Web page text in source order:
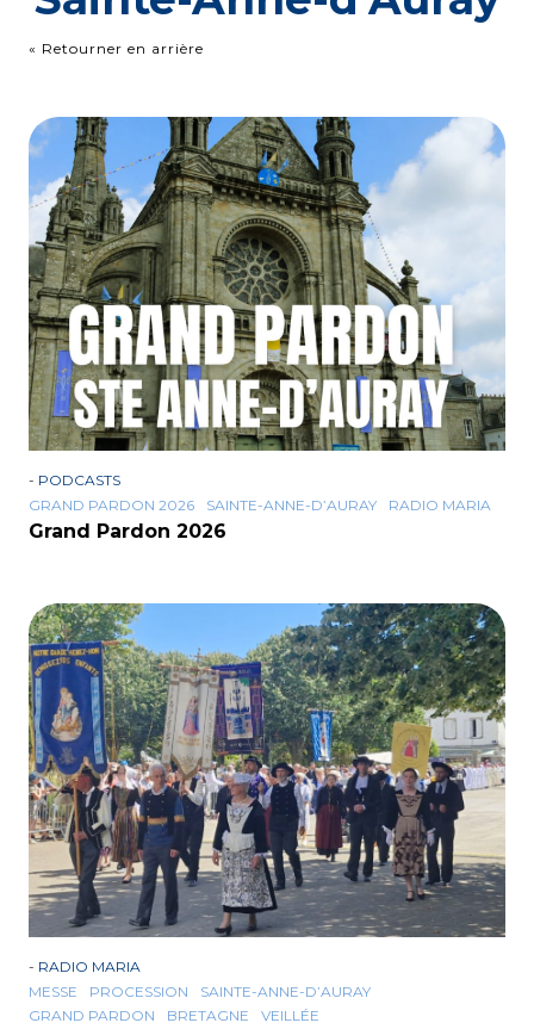
« Retourner en arrière
- PODCASTS
GRAND PARDON 2026
SAINTE-ANNE-D’AURAY RADIO MARIA
Grand Pardon 2026
- RADIO MARIA
MESSE
PROCESSION
SAINTE-ANNE-D’AURAY
GRAND PARDON
BRETAGNE VEILLÉE